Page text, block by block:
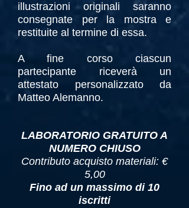
illustrazioni originali saranno
consegnate per la mostra e
restituite al termine di essa.
A fine corso ciascun
partecipante riceverà un
attestato personalizzato da
Matteo Alemanno.
LABORATORIO GRATUITO A
NUMERO CHIUSO
Contributo acquisto materiali: €
5,00
Fino ad un massimo di 10
iscritti